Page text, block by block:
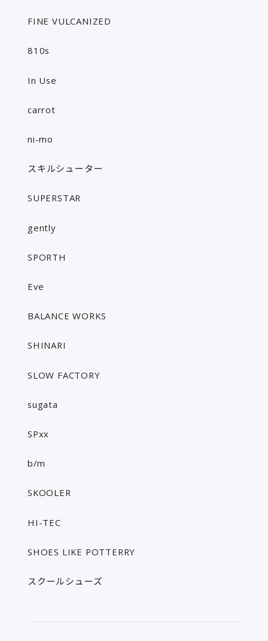
FINE VULCANIZED
810s
In Use
carrot
ni-mo
スキルシューター
SUPERSTAR
gently
SPORTH
Eve
BALANCE WORKS
SHINARI
SLOW FACTORY
sugata
SPxx
b/m
SKOOLER
HI-TEC
SHOES LIKE POTTERRY
スクールシューズ